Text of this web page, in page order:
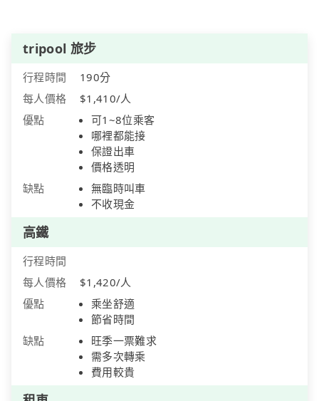
tripool 旅步
行程時間
190分
每人價格
$1,410/人
優點
可1~8位乘客
哪裡都能接
保證出車
價格透明
缺點
無臨時叫車
不收現金
高鐵
行程時間
每人價格
$1,420/人
優點
乘坐舒適
節省時間
缺點
旺季一票難求
需多次轉乘
費用較貴